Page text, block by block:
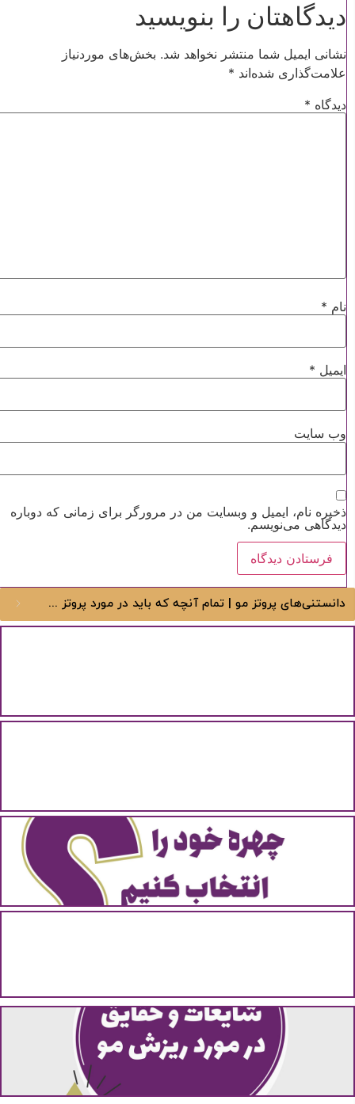
دیدگاهتان را بنویسید
نشانی ایمیل شما منتشر نخواهد شد. بخش‌های موردنیاز
علامت‌گذاری شده‌اند*
دیدگاه*
نام*
ایمیل *
وب‌ سایت
ذخیره نام، ایمیل و وبسایت من در مرورگر برای زمانی که دوباره
دیدگاهی می‌نویسم.
دانستنی‌های پروتز مو | تمام آنچه که باید در مورد پروتز مو بدانید
چگونه پروتز موی مناسب با چهره‌ام انتخاب کنم؟
روشی آسان برای انتخاب مدل پروتز مو طبیعی انتخاب دقیق...
شایعات و حقایق در مورد ریزش مو
شایعات و حقایق در مورد ریزش مو یکی از مشکلات...
ورود / ثبت نام
ادامه دهید
آیا هنوز عضو نشده اید؟ اکنون ثبت نام کنید
محافظت شده توسط